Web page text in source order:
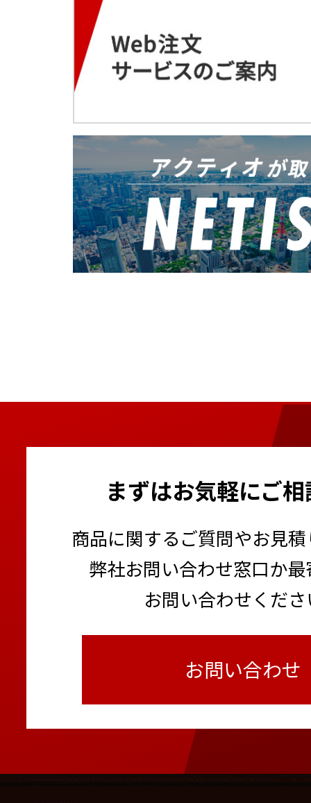
まずはお気軽にご
商品に関するご質問やお見
弊社お問い合わせ窓口か
お問い合わせくだ
お問い合わせ